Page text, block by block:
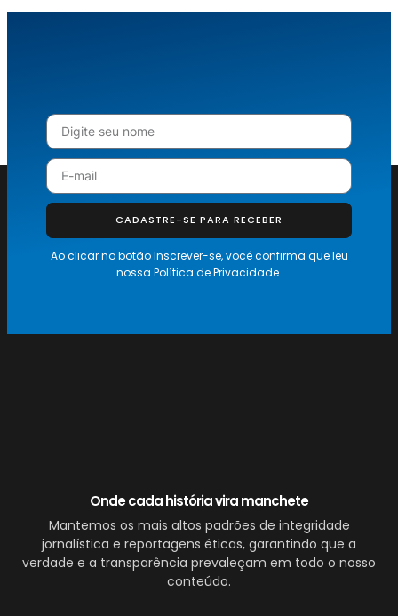
CADASTRE-SE PARA RECEBER
Ao clicar no botão Inscrever-se, você confirma que leu
nossa Política de Privacidade.
Onde cada história vira manchete
Mantemos os mais altos padrões de integridade
jornalística e reportagens éticas, garantindo que a
verdade e a transparência prevaleçam em todo o nosso
conteúdo.